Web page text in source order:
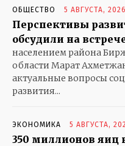
ОБЩЕСТВО 5 АВГУСТА, 2026
Перспективы
обсудили на
населением района
области Марат
актуальные вопросы
развития...
ЭКОНОМИКА 5 АВГУСТА,
350 миллионов яиц в